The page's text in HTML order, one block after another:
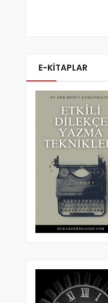
E-KİTAPLAR